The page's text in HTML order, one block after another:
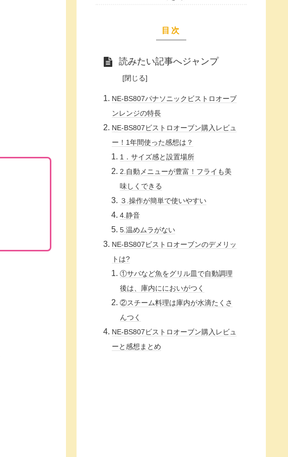
目次
読みたい記事へジャンプ
NE‐BS807パナソニックビストロオーブ
ンレンジの特長
NE‐BS807ビストロオーブン購入レビュ
ー！1年間使った感想は？
1．サイズ感と設置場所
2.自動メニューが豊富！フライも美
味しくできる
３.操作が簡単で使いやすい
4.静音
5.温めムラがない
NE‐BS807ビストロオーブンのデメリッ
トは?
①サバなど魚をグリル皿で自動調理
後は、庫内ににおいがつく
②スチーム料理は庫内が水滴たくさ
んつく
NE‐BS807ビストロオーブン購入レビュ
ーと感想まとめ